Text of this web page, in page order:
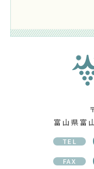
富山県富
TEL
FAX